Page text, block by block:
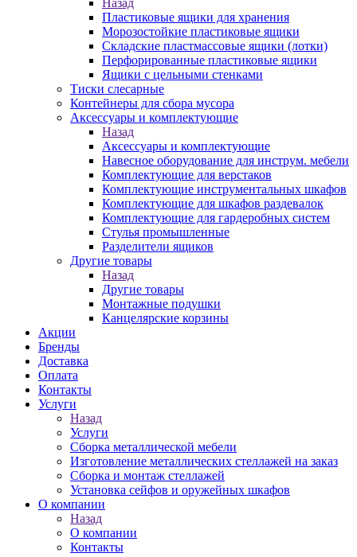
Назад
Пластиковые ящики для хранения
Морозостойкие пластиковые ящики
Складские пластмассовые ящики (лотки)
Перфорированные пластиковые ящики
Ящики с цельными стенками
Тиски слесарные
Контейнеры для сбора мусора
Аксессуары и комплектующие
Назад
Аксессуары и комплектующие
Навесное оборудование для инструм. мебели
Комплектующие для верстаков
Комплектующие инструментальных шкафов
Комплектующие для шкафов раздевалок
Комплектующие для гардеробных систем
Стулья промышленные
Разделители ящиков
Другие товары
Назад
Другие товары
Монтажные подушки
Канцелярские корзины
Акции
Бренды
Доставка
Оплата
Контакты
Услуги
Назад
Услуги
Сборка металлической мебели
Изготовление металлических стеллажей на заказ
Сборка и монтаж стеллажей
Установка сейфов и оружейных шкафов
О компании
Назад
О компании
Контакты